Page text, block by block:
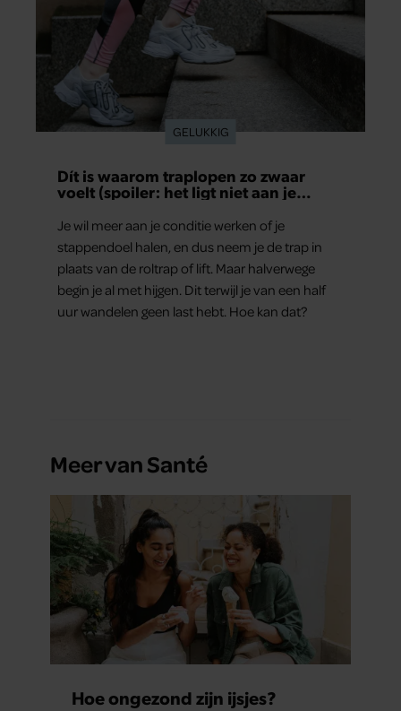
GELUKKIG
Dít is waarom traplopen zo zwaar
voelt (spoiler: het ligt niet aan je
Je wil meer aan je conditie werken of je
stappendoel halen, en dus neem je de trap in
plaats van de roltrap of lift. Maar halverwege
begin je al met hijgen. Dit terwijl je van een half
uur wandelen geen last hebt. Hoe kan dat?
Meer van Santé
Hoe ongezond zijn ijsjes?